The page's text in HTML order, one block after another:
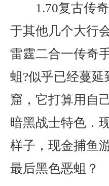
1.70复古传
于其他几个大行
雷霆二合一传奇
蛆?似乎已经蔓
窟，它打算用自
暗黑战士特色．
样子，现金捕鱼
最后黑色恶蛆？